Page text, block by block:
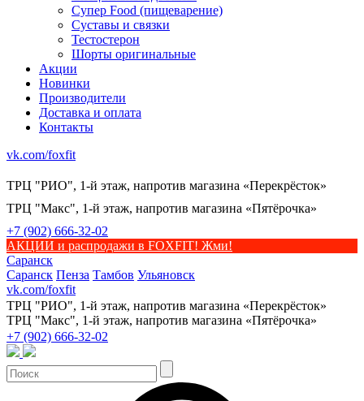
Супер Food (пищеварение)
Суставы и связки
Тестостерон
Шорты оригинальные
Акции
Новинки
Производители
Доставка и оплата
Контакты
vk.com/foxfit
ТРЦ "РИО", 1-й этаж, напротив магазина «Перекрёсток»
ТРЦ "Макс", 1-й этаж, напротив магазина «Пятёрочка»
+7 (902) 666-32-02
АКЦИИ и распродажи в FOXFIT! Жми!
Саранск
Саранск Пенза Тамбов Ульяновск
vk.com/foxfit
ТРЦ "РИО", 1-й этаж, напротив магазина «Перекрёсток»
ТРЦ "Макс", 1-й этаж, напротив магазина «Пятёрочка»
+7 (902) 666-32-02